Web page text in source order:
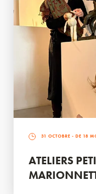
31 OCTOBRE - DE 18
ATELIERS